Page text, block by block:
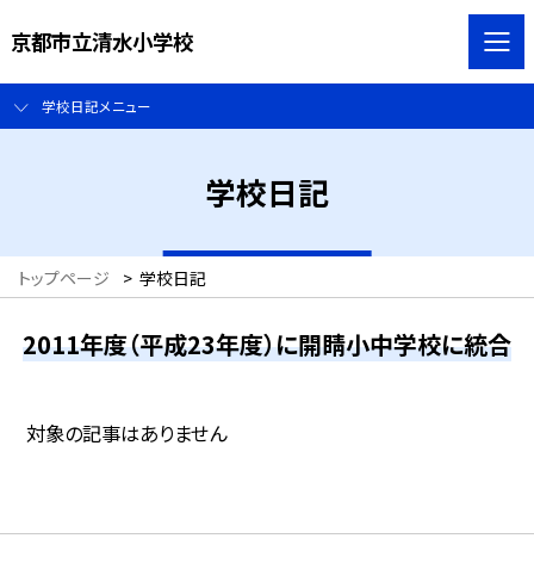
京都市立清水小学校
学校日記メニュー
学校日記
トップページ > 学校日記
2011年度（平成23年度）に開睛小中学校に統合
対象の記事はありません